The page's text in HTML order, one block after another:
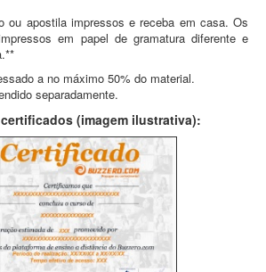
ou apostila impressos e receba em casa. Os
em papel de gramatura diferente e
a no máximo 50% do material.
separadamente.
(imagem ilustrativa):